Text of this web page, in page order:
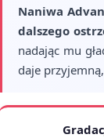
Naniwa
dalszego
nadając mu
daje